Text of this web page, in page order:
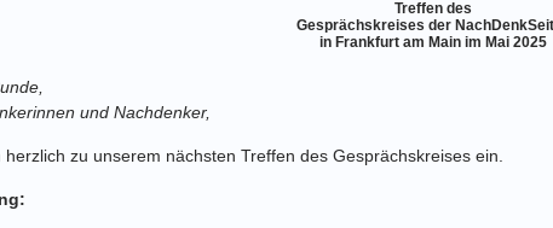
Treffen des
Gesprächskreises der
in Frankfurt am Main im Mai 2025
und Nachdenker,
herzlich zu unserem nächsten Treffen des Gesprächskreises ein.